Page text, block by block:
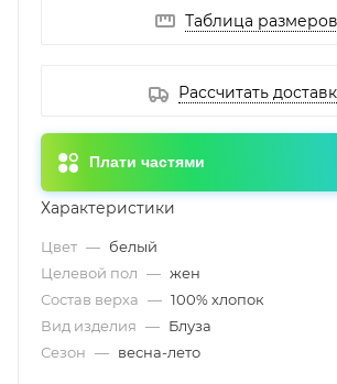
Таблица размеров
Рассчитать
Плати частями
Характеристики
Цвет — белый
Целевой пол — жен
Состав верха — 100% хлопок
Вид изделия — Блуза
Сезон — весна-лето